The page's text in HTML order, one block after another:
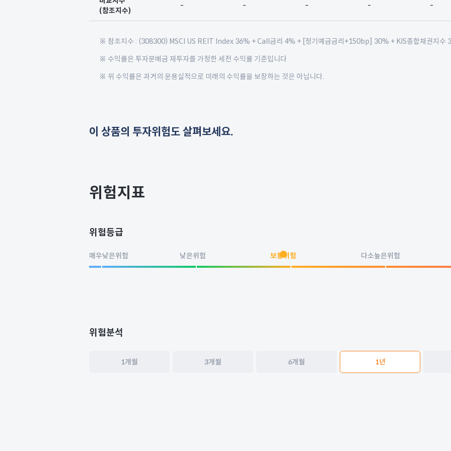
수
편
차
(참조지수)
- - - - -
※ 참조지수 : (308300) MSCI US REIT Index 36% + Call금리 4% + [정기예금금리+150bp] 30% + KIS종합채권지수
※ 수익률은 투자분배금 재투자를 가정한 세전 수익률 기준입니다
※ 위 수익률은 과거의 운용실적으로 미래의 수익률을 보장하는 것은 아닙니다.
이 상품의 투자위험도 살펴보세요.
위험지표
위험등급
매우낮은위험 낮은위험 보통위험 다소높은위험
위험분석
1개월 3개월 6개월 1년